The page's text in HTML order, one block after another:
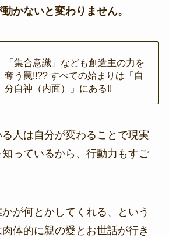
かないと変わりません。
「集合意識」なども創造主の力を
奪う罠!!?? すべての始まりは「自
分自神（内面）」にある!!
人は自分が変わることで現実
っているから、行動力もすご
が何とかしてくれる、という
体的に親の愛とお世話が行き